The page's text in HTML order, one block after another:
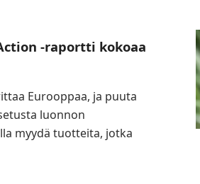
-raportti kokoaa
Eurooppaa, ja puuta
luonnon
myydä tuotteita, jotka